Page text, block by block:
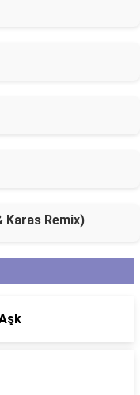
Karas Remix)